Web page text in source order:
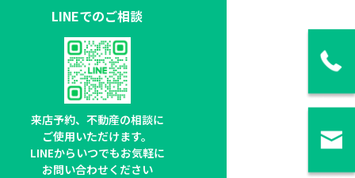
LINEでのご相談
来店予約、不動産の相談に
ご使用いただけます。
LINEからいつでもお気軽に
お問い合わせください